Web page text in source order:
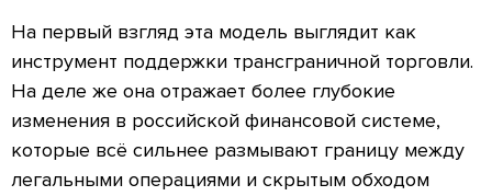
На первый взгляд эта модель выглядит как
инструмент поддержки трансграничной торговли.
На деле же она отражает более глубокие
изменения в российской финансовой системе,
которые всё сильнее размывают границу между
легальными операциями и скрытым обходом